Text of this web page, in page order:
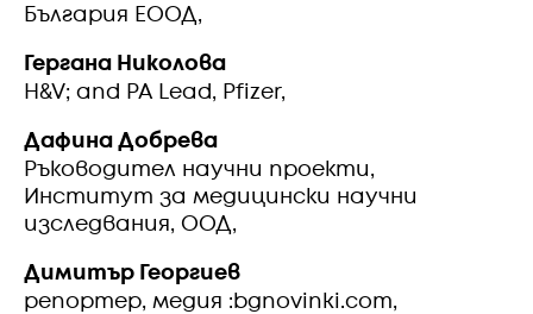
България ЕООД,
Гергана Николова
H&V; and PA Lead, Pfizer,
Дафина Добрева
Ръководител научни проекти,
Институт за медицински научни
изследвания, ООД,
Димитър Георгиев
репортер, медия :bgnovinki.com,